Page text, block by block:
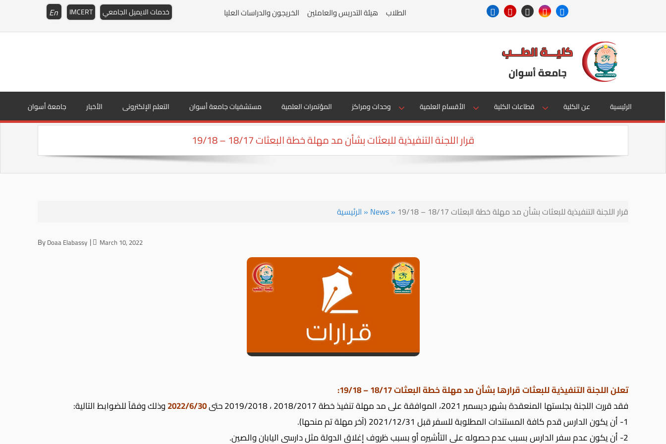
En خدمات الايميل الجامعي IMCERT الخريجون والدراسات العليا هيئة التدريس والعاملين الطلاب
جامعة أسوان الأخبار التعلم الإلكترونى مستشفيات جامعة أسوان المؤتمرات العلمية وحدات ومراكز الأقسام العلمية قطاعات الكلية عن الكلية الرئيسية
قرار اللجنة التنفيذية للبعثات بشأن مد مهلة خطة البعثات 18/17 – 19/18
الرئيسية » News» قرار اللجنة التنفيذية للبعثات بشأن مد مهلة خطة البعثات 18/17 – 19/18
ByDoaa Elabassy March 10, 2022
تعلن اللجنة التنفيذية للبعثات قرارها بشأن مد مهلة خطة البعثات 18/17 – 19/18:
فقد قررت اللجنة بجلستها المنعقدة بشهر ديسمبر 2021، الموافقة على مد مهلة تنفيذ خطة 2018/2017 ، 2019/2018 حتى
2022/6/30وذلك وفقاً للضوابط التالية:
1- أن يكون الدارس قدم كافة المستندات المطلوبة للسفر قبل 2021/12/31 (آخر مهلة تم منحها).
2- أن يكون عدم سفر الدارس بسبب عدم حصوله على التأشيره أو بسبب ظروف إغلاق الدولة مثل دارسى اليابان والصين.